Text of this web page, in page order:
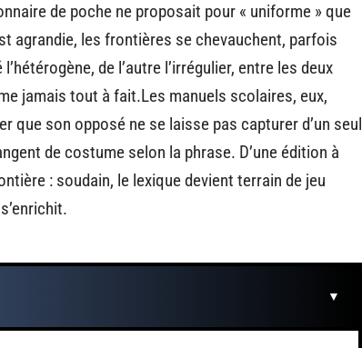
de poche ne proposait pour « uniforme » que
agrandie, les frontières se chevauchent, parfois
de l’autre l’irrégulier, entre les deux
jamais tout à fait.Les manuels scolaires, eux,
que son opposé ne se laisse pas capturer d’un seul
de costume selon la phrase. D’une édition à
: soudain, le lexique devient terrain de jeu